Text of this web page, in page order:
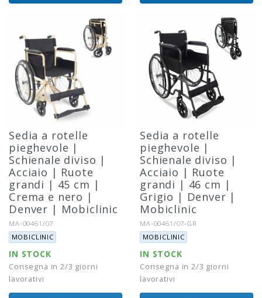
Sedia a rotelle
pieghevole |
Schienale diviso |
Acciaio | Ruote
grandi | 45 cm |
Crema e nero |
Denver | Mobiclinic
Riferimento:
MA-00461/07
Marca:
MOBICLINIC
IN STOCK
Consegna in 2/3 giorni
lavorativi
Sedia a rotelle
pieghevole |
Schienale diviso |
Acciaio | Ruote
grandi | 46 cm |
Grigio | Denver |
Mobiclinic
Riferimento:
MA-00461/07-GR
Marca:
MOBICLINIC
IN STOCK
Consegna in 2/3 giorni
lavorativi